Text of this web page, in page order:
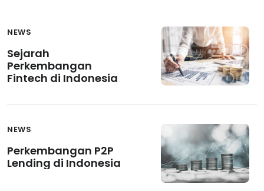
NEWS
Sejarah
Perkembangan
Fintech di Indonesia
NEWS
Perkembangan P2P
Lending di Indonesia